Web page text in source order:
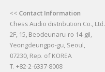
<< Contact Information
Chess Audio distribution Co., Ltd.
2F, 15, Beodeunaru-ro 14-gil,
Yeongdeungpo-gu, Seoul,
07230, Rep. of KOREA
T. +82-2-6337-8008